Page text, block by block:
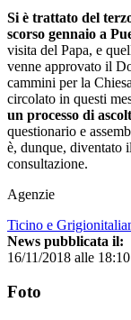
Si è trattato del
scorso gennaio a
visita del Papa, e
venne approvato il
cammini per la
circolato in questi
un processo di
questionario e
è, dunque, diventato
consultazione.
Agenzie
Ticino e
News pubblicata il:
16/11/2018 alle 18:10
Foto